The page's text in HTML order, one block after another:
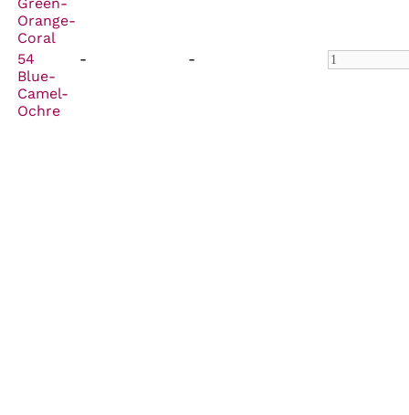
Green-
Orange-
Coral
54
Blue-
Camel-
Ochre
- -